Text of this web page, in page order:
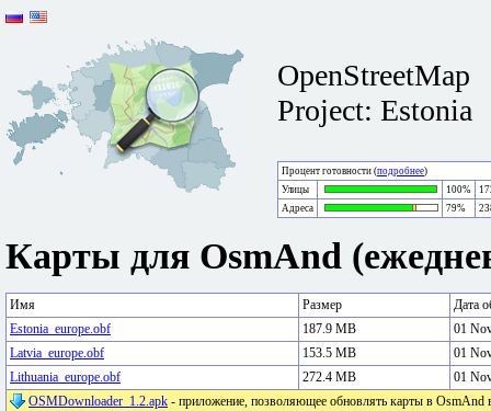
OpenStreetMap
Project: Estonia
Процент готовности (подробнее)
Улицы
100%
Адреса
79%
Карты для OsmAnd
Имя Размер
Дата
Estonia_europe.obf
187.9 MB
01
Latvia_europe.obf
153.5 MB
01
Lithuania_europe.obf
272.4 MB
01
OSMDownloader_1.2.apk - приложение, позволяющее обновлять карты в OsmAnd